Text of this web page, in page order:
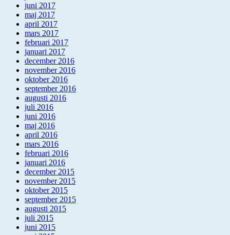
juni 2017
maj 2017
april 2017
mars 2017
februari 2017
januari 2017
december 2016
november 2016
oktober 2016
september 2016
augusti 2016
juli 2016
juni 2016
maj 2016
april 2016
mars 2016
februari 2016
januari 2016
december 2015
november 2015
oktober 2015
september 2015
augusti 2015
juli 2015
juni 2015